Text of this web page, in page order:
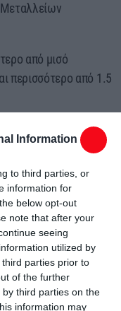
Information
to third parties, or
information for
below opt-out
note that after your
seeing
utilized by
parties prior to
of the further
third parties on the
information may
από μισό
περισσότερο από 1.5
τέσσερα χρόνια
τέλη».
μελέτη του
επόμενη 20ετία
θα ενισχύσουν
ΑΕΠ της Περιφέρειας
οικονομία στην
χρόνια και τη
λειτουργήσει το